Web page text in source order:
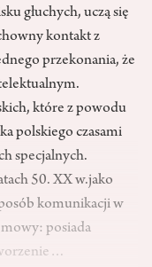
głuchych, uczą się
kontakt z
przekonania, że
które z powodu
polskiego czasami
specjalnych.
50. XX w.jako
komunikacji w
posiada